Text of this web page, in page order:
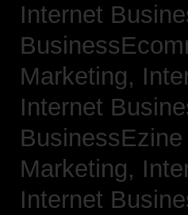
Internet
Marketing,
Internet
Marketing,
Internet